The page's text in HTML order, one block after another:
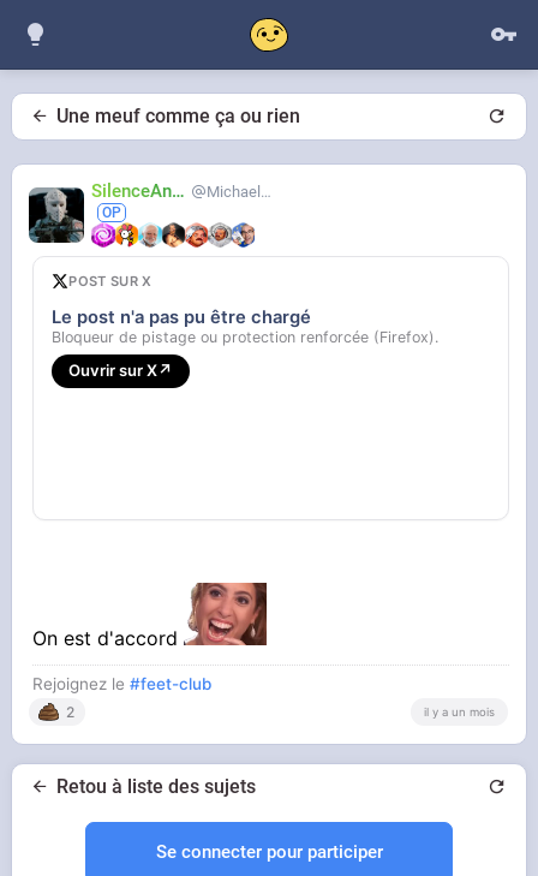
Une meuf comme ça ou rien
SilenceAnus MichaelMann
POST SUR X
Le post n'a pas pu être chargé
Bloqueur de pistage ou protection renforcée (Firefox).
Ouvrir sur X↗
On est d'accord
Rejoignez le#feet-club
2 il y a un mois
Retou à liste des sujets
Se connecter pour participer